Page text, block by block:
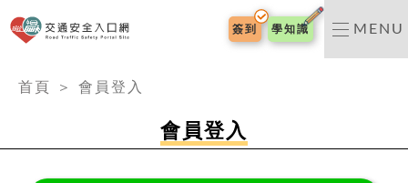
交通安全入口網
簽到 學知識 MENU
首頁
＞ 會員登入
會員登入